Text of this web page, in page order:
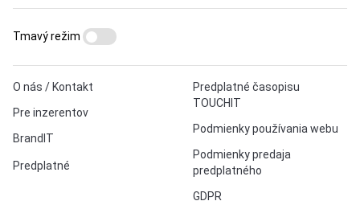
O nás / Kontakt
Pre inzerentov
BrandIT
Predplatné
Predplatné časopisu
TOUCHIT
Podmienky používania webu
Podmienky predaja
predplatného
GDPR
Tmavý režim